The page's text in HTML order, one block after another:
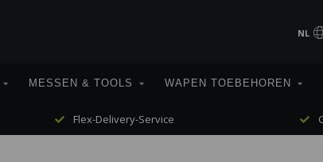
NL
MESSEN & TOOLS WAPEN TOEBEHOREN
Flex-Delivery-Service